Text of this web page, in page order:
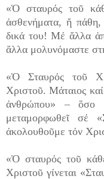
«Ὁ σταυρός τοῦ
ἀσθενήματα, ἤ
δικά του! Μέ ἄλλα
ἄλλα μολυνόμαστε
«Ὁ Σταυρός τοῦ
Χριστοῦ. Μάταιος
ἀνθρώπου» – ὅσο
μεταμορφωθεῖ σέ
ἀκολουθοῦμε τόν
«Ὁ σταυρός τοῦ
Χριστοῦ γίνεται